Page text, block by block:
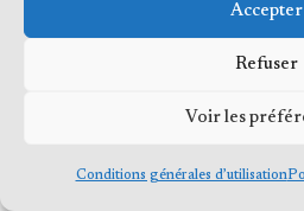
Accepter
Refuser
Voir les
Conditions générales d’utilisation